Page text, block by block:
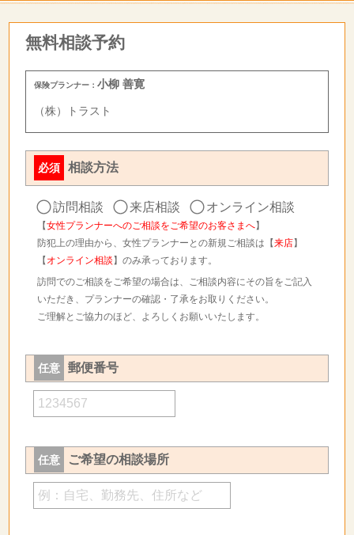
無料相談予約
保険プランナー：小柳 善寛
（株）トラスト
必須 相談方法
訪問相談 来店相談 オンライン相談
【女性プランナーへのご相談をご希望のお客さまへ】
防犯上の理由から、女性プランナーとの新規ご相談は【来店】
【 オンライン相談 】のみ承っております。
訪問でのご相談をご希望の場合は、ご相談内容にその旨をご記入
いただき、プランナーの確認・了承をお取りください。
ご理解とご協力のほど、よろしくお願いいたします。
任意 郵便番号
任意 ご希望の相談場所